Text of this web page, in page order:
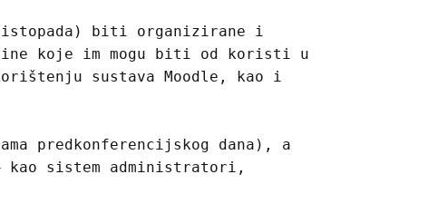
listopada) biti organizirane i
koje im mogu biti od koristi u
sustava Moodle, kao i
predkonferencijskog dana), a
sistem administratori,